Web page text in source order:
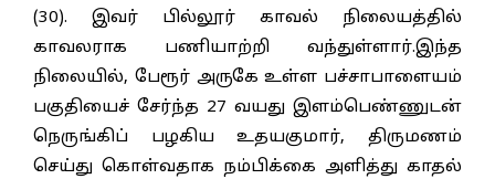
(30). இவர் பில்லூர் காவல் நிலையத்தில்
காவலராக பணியாற்றி வந்துள்ளார்.இந்த
நிலையில், பேரூர் அருகே உள்ள பச்சாபாளையம்
பகுதியைச் சேர்ந்த 27 வயது இளம்பெண்ணுடன்
நெருங்கிப் பழகிய உதயகுமார், திருமணம்
செய்து கொள்வதாக நம்பிக்கை அளித்து காதல்